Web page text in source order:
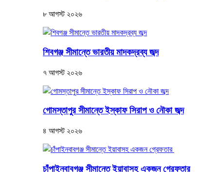
৮ আগস্ট ২০২৬
শিবগঞ্জ সীমান্তে ভারতীয় মাদকদ্রব্য জব্দ
৭ আগস্ট ২০২৬
গোমস্তাপুর সীমান্তে ইস্কাফ সিরাপ ও নৌকা জব্দ
৪ আগস্ট ২০২৬
চাঁপাইনবাবগঞ্জ সীমান্তে ইয়াবাসহ একজন গ্রেফতার